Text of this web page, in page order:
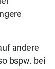
andere
bspw. bei